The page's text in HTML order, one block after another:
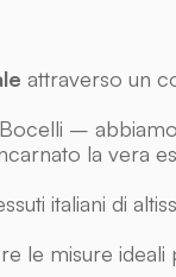
attraverso un
–
la vera
italiani di
le misure